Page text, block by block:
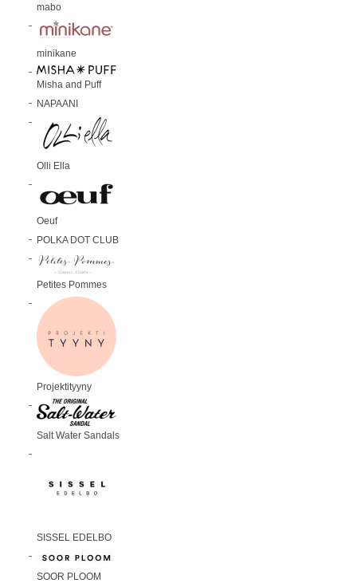
mabo
minikane
Misha and Puff
NAPAANI
Olli Ella
Oeuf
POLKA DOT CLUB
Petites Pommes
Projektityyny
Salt Water Sandals
SISSEL EDELBO
SOOR PLOOM